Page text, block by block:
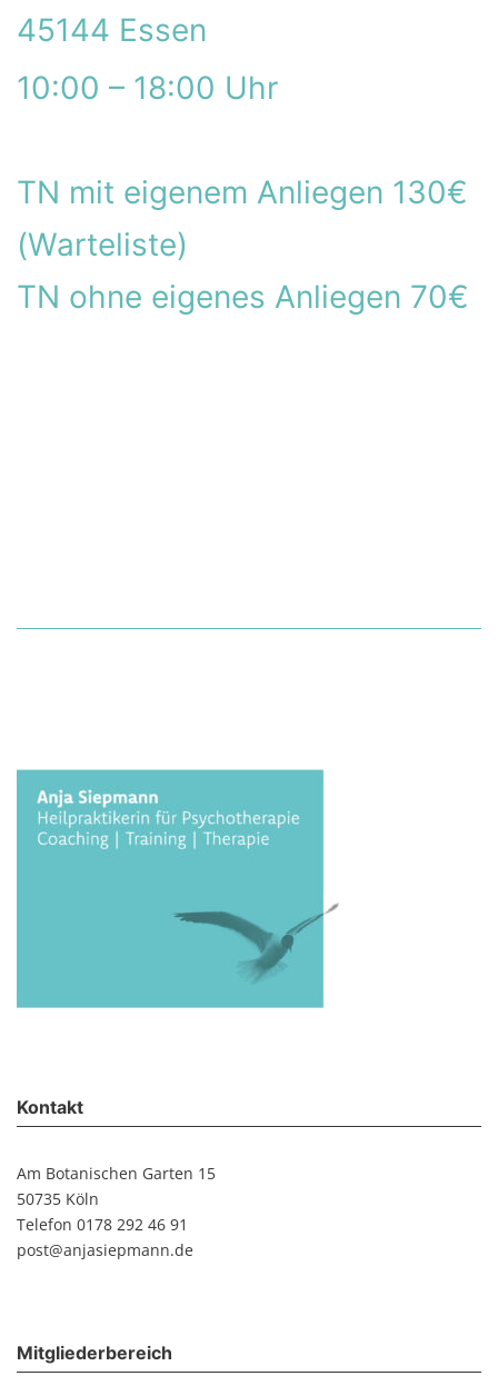
45144 Essen
10:00 – 18:00 Uhr
TN mit eigenem Anliegen 130€
(Warteliste)
TN ohne eigenes Anliegen 70€
Kontakt
Am Botanischen Garten 15
50735 Köln
Telefon 0178 292 46 91
post@anjasiepmann.de
Mitgliederbereich